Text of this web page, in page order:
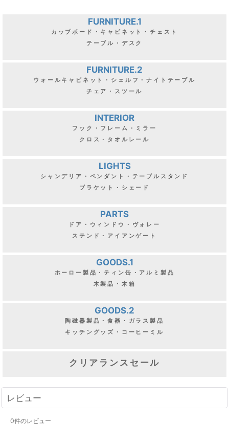
FURNITURE.1
カップボード・キャビネット・チェスト
テーブル・デスク
FURNITURE.2
ウォールキャビネット・シェルフ・ナイトテーブル
チェア・スツール
INTERIOR
フック・フレーム・ミラー
クロス・タオルレール
LIGHTS
シャンデリア・ペンダント・テーブルスタンド
ブラケット・シェード
PARTS
ドア・ウィンドウ・ヴォレー
ステンド・アイアンゲート
GOODS.1
ホーロー製品・ティン缶・アルミ製品
木製品・木箱
GOODS.2
陶磁器製品・食器・ガラス製品
キッチングッズ・コーヒーミル
クリアランスセール
レビュー
0件のレビュー